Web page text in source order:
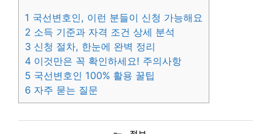
1 국선변호인, 이런 분들이 신청 가능해요
2 소득 기준과 자격 조건 상세 분석
3 신청 절차, 한눈에 완벽 정리
4 이것만은 꼭 확인하세요! 주의사항
5 국선변호인 100% 활용 꿀팁
6 자주 묻는 질문
카